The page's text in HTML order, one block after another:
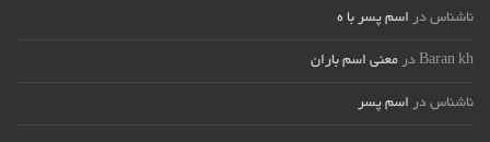
ناشناس در اسم پسر با ه
Baran kh در معنی اسم باران
ناشناس در اسم پسر